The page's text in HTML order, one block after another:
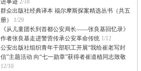
进事迹 2/18
群众出版社经典译本 福尔摩斯探案精选丛书（共五
册）
1/29
《从儿童团长到首都公安局长——张良基回忆录》
作者张良基走进警营传承公安革命传统 1/12
公安出版社组织青年干部职工开展“我给崔老写封
信”主题活动 向“七一勋章”获得者崔道植同志致敬
12/10